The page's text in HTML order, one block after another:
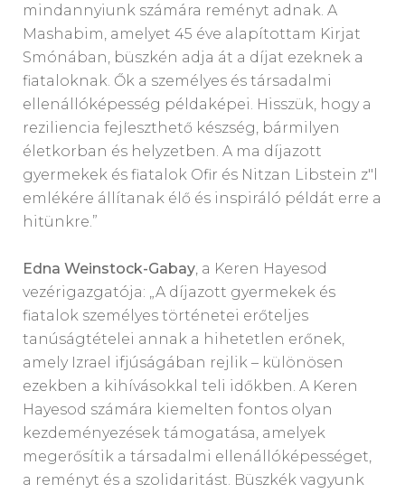
mindannyiunk számára reményt adnak. A
Mashabim, amelyet 45 éve alapítottam Kirjat
Smónában, büszkén adja át a díjat ezeknek a
fiataloknak. Ők a személyes és társadalmi
ellenállóképesség példaképei. Hisszük, hogy a
reziliencia fejleszthető készség, bármilyen
életkorban és helyzetben. A ma díjazott
gyermekek és fiatalok Ofir és Nitzan Libstein z"l
emlékére állítanak élő és inspiráló példát erre a
hitünkre.”
Edna Weinstock-Gabay, a Keren Hayesod
vezérigazgatója: „A díjazott gyermekek és
fiatalok személyes történetei erőteljes
tanúságtételei annak a hihetetlen erőnek,
amely Izrael ifjúságában rejlik – különösen
ezekben a kihívásokkal teli időkben. A Keren
Hayesod számára kiemelten fontos olyan
kezdeményezések támogatása, amelyek
megerősítik a társadalmi ellenállóképességet,
a reményt és a szolidaritást. Büszkék vagyunk